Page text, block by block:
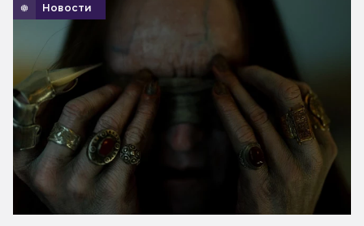
Новости